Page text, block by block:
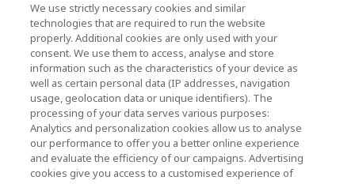
Evento
Comuníquese con nosotros
KIOXIA Holdings Corporation (Corporativo /
Relaciones con Inversores)
Página de inicio de KIOXIA Holdings
Corporation
We use strictly necessary cookies and similar
technologies that are required to run the website
properly. Additional cookies are only used with your
consent. We use them to access, analyse and store
information such as the characteristics of your device as
well as certain personal data (IP addresses, navigation
usage, geolocation data or unique identifiers). The
processing of your data serves various purposes:
Analytics and personalization cookies allow us to analyse
our performance to offer you a better online experience
and evaluate the efficiency of our campaigns. Advertising
cookies give you access to a customised experience of